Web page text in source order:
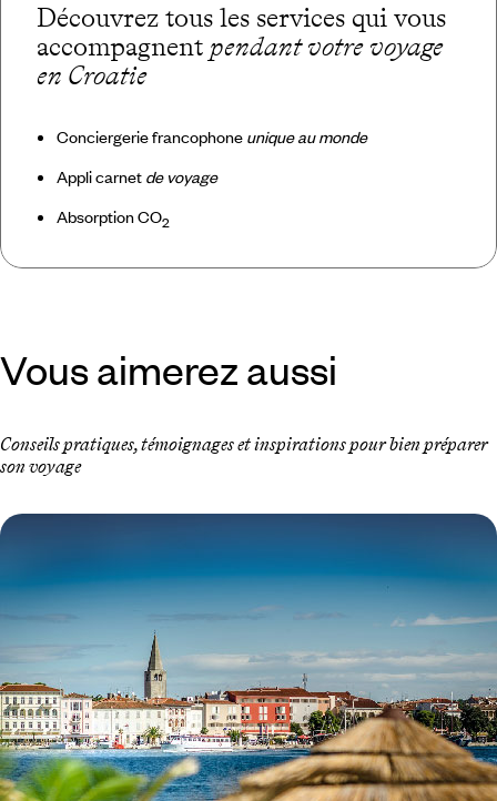
Découvrez tous les services qui vous
accompagnent pendant votre voyage
en Croatie
Conciergerie francophone unique au monde
Appli carnet de voyage
Absorption CO2
Vous aimerez aussi
Conseils pratiques, témoignages et inspirations pour bien préparer
son voyage